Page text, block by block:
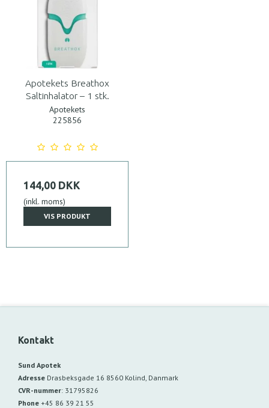
Apotekets Breathox
Saltinhalator – 1 stk.
Apotekets
225856
144,00 DKK
(inkl. moms)
VIS PRODUKT
Kontakt
Sund Apotek
Adresse Drasbeksgade 16 8560 Kolind, Danmark
CVR-nummer: 31795826
Phone +45 86 39 21 55